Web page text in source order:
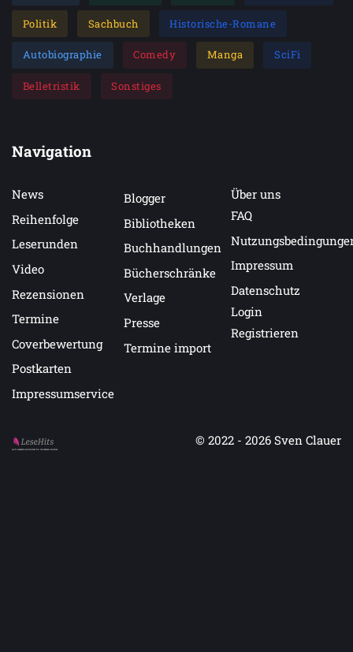
Politik Sachbuch Historische-Romane
Autobiographie Comedy Manga SciFi
Belletristik Sonstiges
Navigation
News
Reihenfolge
Leserunden
Video
Rezensionen
Termine
Coverbewertung
Postkarten
Impressumservice
Blogger
Bibliotheken
Buchhandlungen
Bücherschränke
Verlage
Presse
Termine import
Über uns
FAQ
Impressum
Datenschutz
Login
Registrieren
Auf LeseHits.de findest Du die besten Bücher.
© 2022 - 2026 Sven Clauer